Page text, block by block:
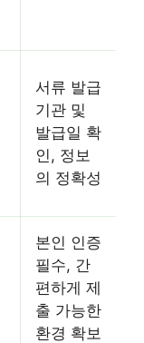
서류 발급
기관 및
발급일 확
인, 정보
의 정확성
본인 인증
필수, 간
편하게 제
출 가능한
환경 확보